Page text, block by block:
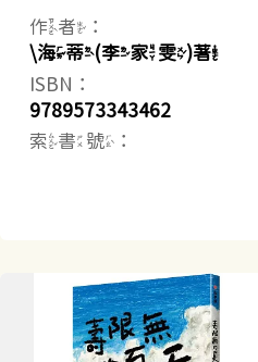
作者：
\海蒂(李家雯)著
ISBN：
9789573343462
索書號：